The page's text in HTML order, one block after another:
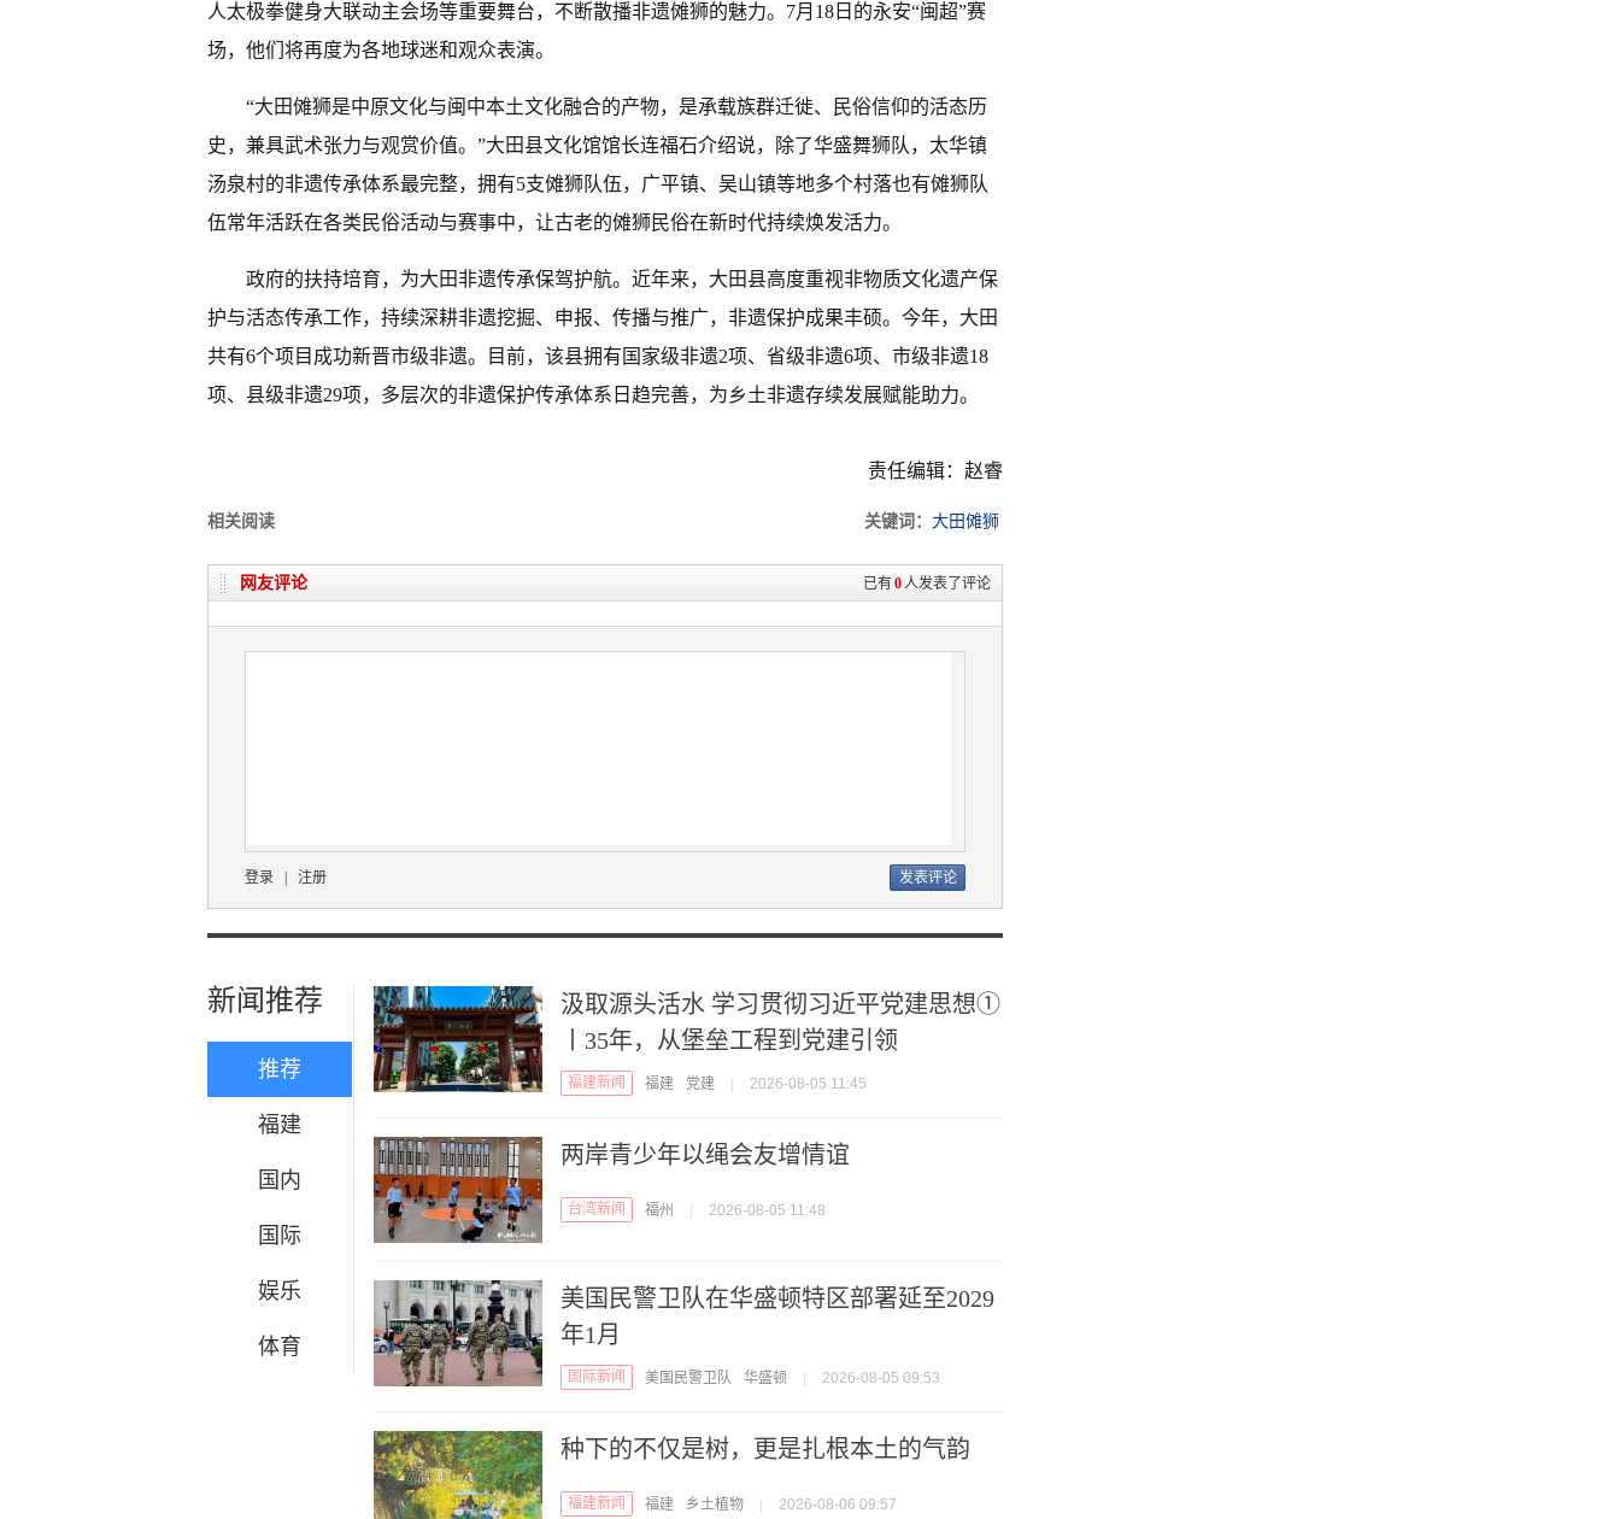
人太极拳健身大联动主会场等重要舞台，不断散播非遗傩狮的魅力。7月18日的永安“闽超”赛
场，他们将再度为各地球迷和观众表演。
“大田傩狮是中原文化与闽中本土文化融合的产物，是承载族群迁徙、民俗信仰的活态历
史，兼具武术张力与观赏价值。”大田县文化馆馆长连福石介绍说，除了华盛舞狮队，太华镇
汤泉村的非遗传承体系最完整，拥有5支傩狮队伍，广平镇、吴山镇等地多个村落也有傩狮队
伍常年活跃在各类民俗活动与赛事中，让古老的傩狮民俗在新时代持续焕发活力。
政府的扶持培育，为大田非遗传承保驾护航。近年来，大田县高度重视非物质文化遗产保
护与活态传承工作，持续深耕非遗挖掘、申报、传播与推广，非遗保护成果丰硕。今年，大田
共有6个项目成功新晋市级非遗。目前，该县拥有国家级非遗2项、省级非遗6项、市级非遗18
项、县级非遗29项，多层次的非遗保护传承体系日趋完善，为乡土非遗存续发展赋能助力。
责任编辑：赵睿
相关阅读 关键词： 大田傩狮
已有0人发表了评论
网友评论
登录 注册
新闻推荐
推荐
福建
国内
国际
娱乐
体育
汲取源头活水 学习贯彻习近平党建思想①
丨35年，从堡垒工程到党建引领
福建新闻 福建 党建 2026-08-05 11:45
两岸青少年以绳会友增情谊
台湾新闻 福州 2026-08-05 11:48
美国民警卫队在华盛顿特区部署延至2029
年1月
国际新闻 美国民警卫队 华盛顿 2026-08-05 09:53
种下的不仅是树，更是扎根本土的气韵
福建新闻 福建 乡土植物 2026-08-06 09:57